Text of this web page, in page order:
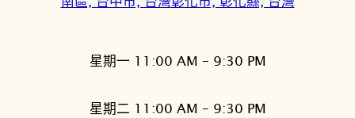
星期一 11:00 AM – 9:30 PM
星期二 11:00 AM – 9:30 PM